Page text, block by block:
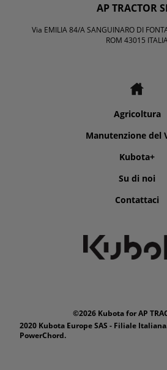
AP TRACTOR
Via EMILIA 84/A SANGUINARO DI
ROM 43015
Agricoltura
Manutenzione del
Kubota+
Su di noi
Contattaci
©2026 Kubota for AP
2020 Kubota Europe SAS - Filiale
PowerChord.